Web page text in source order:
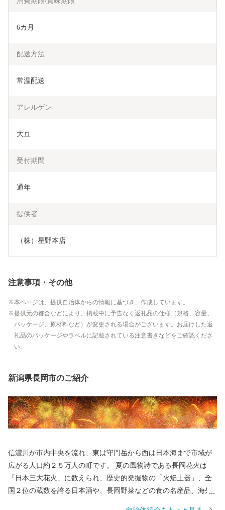
6カ月
配送方法
常温配送
アレルゲン
大豆
受付期間
通年
提供者
（株）星野本店
注意事項・その他
本ページは、提供自治体からの情報に基づき、作成しています。
提供元の都合などにより、掲載中に予告なく返礼品の仕様（規格、容量、
パッケージ、原材料など）が変更される場合がございます。お届けした返
礼品のパッケージやラベルに記載されている注意書きなどをご確認くださ
い。
新潟県長岡市のご紹介
信濃川が市内中央を流れ、東は守門岳から西は日本海まで市域が
広がる人口約２５万人の町です。 夏の風物詩である長岡花火は
「日本三大花火」に数えられ、歴史的発掘物の「火焔土器」、全
国２位の蔵数を誇る日本酒や、長岡野菜などの食の名産品、海外